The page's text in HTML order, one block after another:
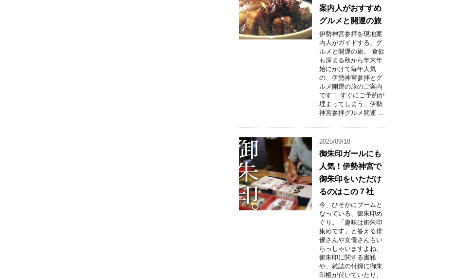
案内人がおすすめ
グルメと開運の旅
伊勢神宮参拝を現地案
内人がガイドする、グ
ルメと開運の旅。 食欲
も深まる秋から年末年
始にかけて毎年人気
の、伊勢神宮参拝とグ
ルメ開運の旅のご案内
です！ すぐにご予約が
埋まってしまう、伊勢
神宮参拝グルメ開運 ...
2025/09/18
御朱印ガールにも
人気！伊勢神宮で
御朱印をいただけ
るのはこの７社
今、ひそかにブームと
なっている、御朱印め
ぐり。「趣味は御朱印
集めです」と答える俳
優さんや女優さんもい
らっしゃいますよね。
御朱印に関する書籍
や、雑誌の付録に御朱
印帳が付いていたり、